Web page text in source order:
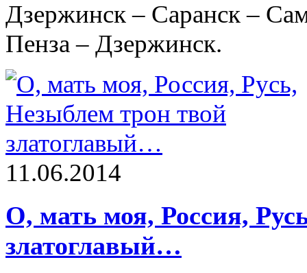
Дзержинск – Саранск –
Пенза – Дзержинск.
11.06.2014
О, мать моя, Россия,
златоглавый…